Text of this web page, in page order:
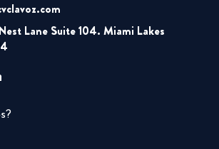
Lane Suite 104. Miami Lakes